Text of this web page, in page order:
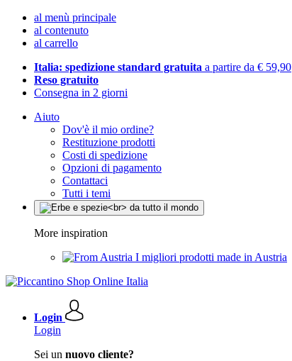
al menù principale
al contenuto
al carrello
Italia: spedizione standard gratuita a partire da € 59,90
Reso gratuito
Consegna in 2 giorni
Aiuto
Dov'è il mio ordine?
Restituzione prodotti
Costi di spedizione
Opzioni di pagamento
Contattaci
Tutti i temi
More inspiration
I migliori prodotti made in Austria
Login
Login
Sei un nuovo cliente?